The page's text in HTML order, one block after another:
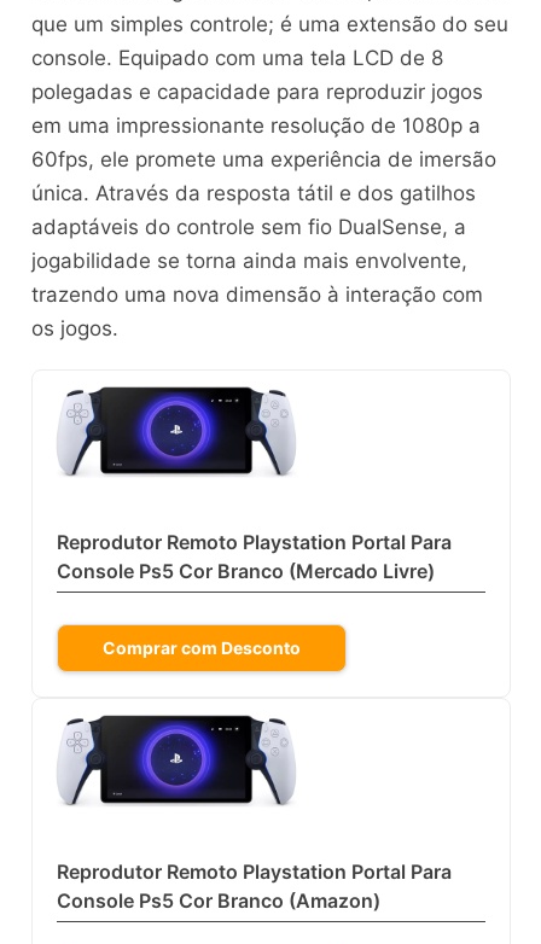
que um simples controle; é uma extensão do seu
console. Equipado com uma tela LCD de 8
polegadas e capacidade para reproduzir jogos
em uma impressionante resolução de 1080p a
60fps, ele promete uma experiência de imersão
única. Através da resposta tátil e dos gatilhos
adaptáveis do controle sem fio DualSense, a
jogabilidade se torna ainda mais envolvente,
trazendo uma nova dimensão à interação com
os jogos.
Reprodutor Remoto Playstation Portal Para
Console Ps5 Cor Branco (Mercado Livre)
Comprar com Desconto
Reprodutor Remoto Playstation Portal Para
Console Ps5 Cor Branco (Amazon)